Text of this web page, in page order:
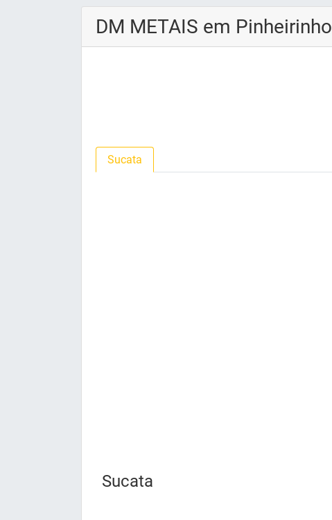
DM METAIS em Pinheirinho
Sucata
Sucata